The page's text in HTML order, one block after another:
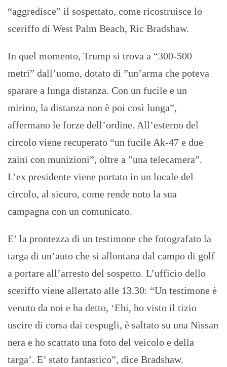
“aggredisce” il sospettato, come ricostruisce lo
sceriffo di West Palm Beach, Ric Bradshaw.
In quel momento, Trump si trova a “300-500
metri” dall’uomo, dotato di ”un’arma che poteva
sparare a lunga distanza. Con un fucile e un
mirino, la distanza non è poi così lunga”,
affermano le forze dell’ordine. All’esterno del
circolo viene recuperato “un fucile Ak-47 e due
zaini con munizioni”, oltre a ”una telecamera”.
L’ex presidente viene portato in un locale del
circolo, al sicuro, come rende noto la sua
campagna con un comunicato.
E’ la prontezza di un testimone che fotografato la
targa di un’auto che si allontana dal campo di golf
a portare all’arresto del sospetto. L’ufficio dello
sceriffo viene allertato alle 13.30: “Un testimone è
venuto da noi e ha detto, ‘Ehi, ho visto il tizio
uscire di corsa dai cespugli, è saltato su una Nissan
nera e ho scattato una foto del veicolo e della
targa’. E’ stato fantastico”, dice Bradshaw.